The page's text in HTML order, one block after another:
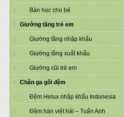
Bàn học cho bé
Giường tầng trẻ em
Giường tầng nhập khẩu
Giường tầng xuất khẩu
Giường cũi trẻ em
Chăn ga gối đệm
Đệm Helux nhập khẩu Indonesia
Đệm hàn việt hải – Tuấn Anh